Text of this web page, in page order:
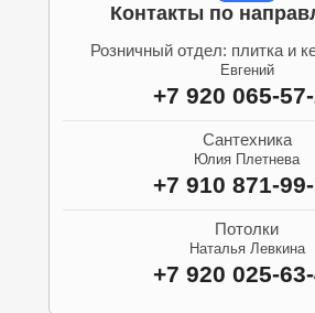
Контакты по
Розничный отдел: плитка и
Евгений
+7 920 065-
Сантехника
Юлия Плетнева
+7 910 871-
Потолки
Наталья Левкина
+7 920 025-